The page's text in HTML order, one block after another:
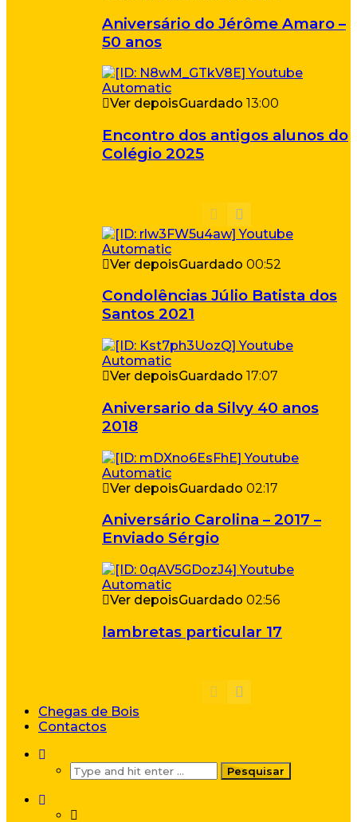
Aniversário do Jérôme Amaro –
50 anos
Ver depoisGuardado 13:00
Encontro dos antigos alunos do
Colégio 2025
Ver depoisGuardado 00:52
Condolências Júlio Batista dos
Santos 2021
Ver depoisGuardado 17:07
Aniversario da Silvy 40 anos
2018
Ver depoisGuardado 02:17
Aniversário Carolina – 2017 –
Enviado Sérgio
Ver depoisGuardado 02:56
lambretas particular 17
Chegas de Bois
Contactos